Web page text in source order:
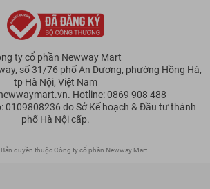
ty cổ phần Newway Mart
số 31/76 phố An Dương, phường Hồng Hà,
tp Hà Nội, Việt Nam
Hotline: 0869 908 488
0109808236 do Sở Kế hoạch & Đầu tư thành
phố Hà Nội cấp.
quyền thuộc Công ty cổ phần Newway Mart